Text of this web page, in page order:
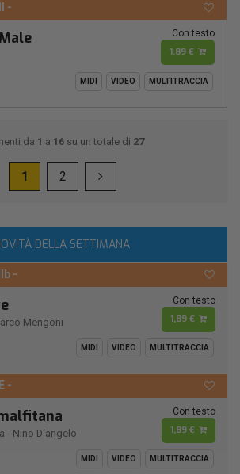
-
Con testo
1,89 €
MIDI VIDEO MULTITRACCIA
da 1 a 16su un totale di 27
1 2
DELLA SETTIMANA
-
Mengoni
Con testo
1,89 €
MIDI VIDEO MULTITRACCIA
-
- Nino D'angelo
Con testo
1,89 €
MIDI VIDEO MULTITRACCIA